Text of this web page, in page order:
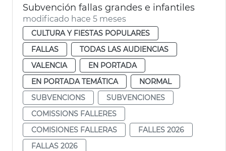
Subvención fallas grandes e infantiles
modificado hace 5 meses
CULTURA Y FIESTAS POPULARES
FALLAS
TODAS LAS AUDIENCIAS
VALENCIA
EN PORTADA
EN PORTADA TEMÁTICA
NORMAL
SUBVENCIONS
SUBVENCIONES
COMISSIONS FALLERES
COMISIONES FALLERAS
FALLES 2026
FALLAS 2026